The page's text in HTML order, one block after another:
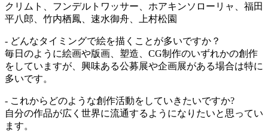
クリムト、フンデルトワッサー、ホアキンソローリャ、福田
平八郎、竹内栖鳳、速水御舟、上村松園
- どんなタイミングで絵を描くことが多いですか？
毎日のように絵画や版画、塑造、CG制作のいずれかの創作
をしていますが、興味ある公募展や企画展がある場合は特に
多いです。
- これからどのような創作活動をしていきたいですか?
自分の作品が広く世界に流通するようになりたいと思ってい
ます。